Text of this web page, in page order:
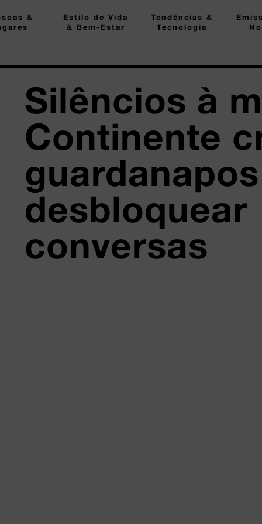
&
Estilo de Vida
& Bem-Estar
Tendências &
Tecnologia
Silêncios à
Continente
desbloquear
conversas